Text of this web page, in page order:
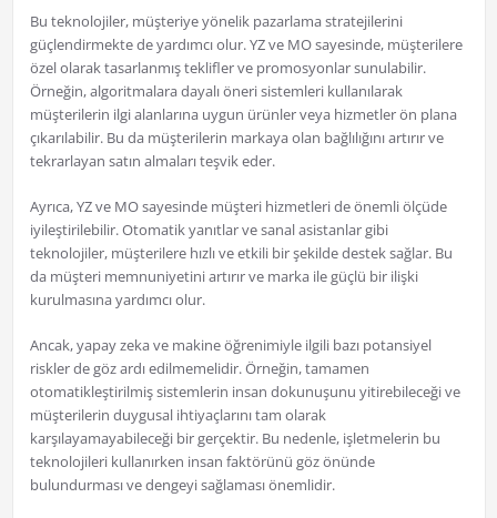
Bu teknolojiler, müşteriye yönelik pazarlama stratejilerini
güçlendirmekte de yardımcı olur. YZ ve MO sayesinde, müşterilere
özel olarak tasarlanmış teklifler ve promosyonlar sunulabilir.
Örneğin, algoritmalara dayalı öneri sistemleri kullanılarak
müşterilerin ilgi alanlarına uygun ürünler veya hizmetler ön plana
çıkarılabilir. Bu da müşterilerin markaya olan bağlılığını artırır ve
tekrarlayan satın almaları teşvik eder.
Ayrıca, YZ ve MO sayesinde müşteri hizmetleri de önemli ölçüde
iyileştirilebilir. Otomatik yanıtlar ve sanal asistanlar gibi
teknolojiler, müşterilere hızlı ve etkili bir şekilde destek sağlar. Bu
da müşteri memnuniyetini artırır ve marka ile güçlü bir ilişki
kurulmasına yardımcı olur.
Ancak, yapay zeka ve makine öğrenimiyle ilgili bazı potansiyel
riskler de göz ardı edilmemelidir. Örneğin, tamamen
otomatikleştirilmiş sistemlerin insan dokunuşunu yitirebileceği ve
müşterilerin duygusal ihtiyaçlarını tam olarak
karşılayamayabileceği bir gerçektir. Bu nedenle, işletmelerin bu
teknolojileri kullanırken insan faktörünü göz önünde
bulundurması ve dengeyi sağlaması önemlidir.